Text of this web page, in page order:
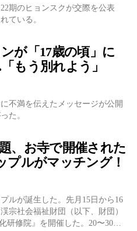
期のヒョンスクが交際を公表
ている。
が「17歳の頃」に
もう別れよう」
不満を伝えたメッセージが公開
た。
、お寺で開催された
プルがマッチング！
ルが誕生した。先月15日から16
宗社会福祉財団（以下、財団）
研修院』を開催した。20〜30代